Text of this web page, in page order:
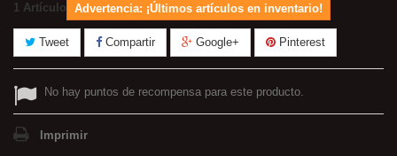
1 Artículo Advertencia: ¡Últimos artículos en inventario!
Tweet Compartir Google+ Pinterest
No hay puntos de recompensa para este producto.
Imprimir